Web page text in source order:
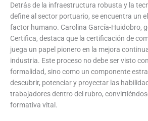
Detrás de la infraestructura robusta y la
define al sector portuario, se encuentra un
factor humano. Carolina García-Huidobro,
Certifica, destaca que la certificación de
juega un papel pionero en la mejora
industria. Este proceso no debe ser visto
formalidad, sino como un componente
descubrir, potenciar y proyectar las
trabajadores dentro del rubro,
formativa vital.